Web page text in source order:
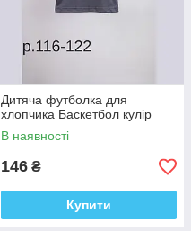
Дитяча футболка для
хлопчика Баскетбол кулір
В наявності
146 ₴
Купити